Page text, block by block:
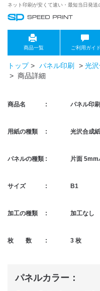
ネット印刷が安くて速い・最短当日発送
商品一覧 ご利用ガイド
トップ> パネル印刷 > 光
> 商品詳細
商品名 : パネル印刷
用紙の種類 : 光沢合成紙
パネルの種類 : 片面 5mm
サイズ : B1
加工の種類 : 加工なし
枚 数 : 3 枚
パネルカラー：